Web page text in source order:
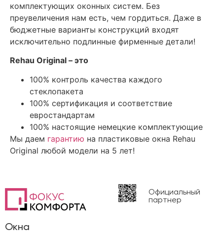
комплектующих оконных систем. Без
преувеличения нам есть, чем гордиться. Даже в
бюджетные варианты конструкций входят
исключительно подлинные фирменные детали!
Rehau Original – это
100% контроль качества каждого
стеклопакета
100% сертификация и соответствие
евростандартам
100% настоящие немецкие комплектующие
Мы даем гарантию на пластиковые окна Rehau
Original любой модели на 5 лет!
Официальный
партнер
Окна